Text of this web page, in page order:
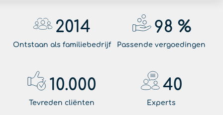
2014
Ontstaan als familiebedrijf
98 %
Passende vergoedingen
10.000
Tevreden cliënten
40
Experts